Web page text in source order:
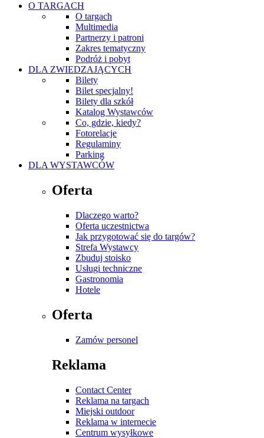
O TARGACH
O targach
Multimedia
Partnerzy i patroni
Zakres tematyczny
Podróż i pobyt
DLA ZWIEDZAJĄCYCH
Bilety
Bilet specjalny!
Bilety dla szkół
Katalog Wystawców
Co, gdzie, kiedy?
Fotorelacje
Regulaminy
Parking
DLA WYSTAWCÓW
Oferta
Dlaczego warto?
Oferta uczestnictwa
Jak przygotować się do targów?
Strefa Wystawcy
Zbuduj stoisko
Usługi techniczne
Gastronomia
Hotele
Oferta
Zamów personel
Reklama
Contact Center
Reklama na targach
Miejski outdoor
Reklama w internecie
Centrum wysyłkowe